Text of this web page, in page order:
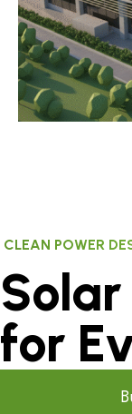
CLEAN POWER
for